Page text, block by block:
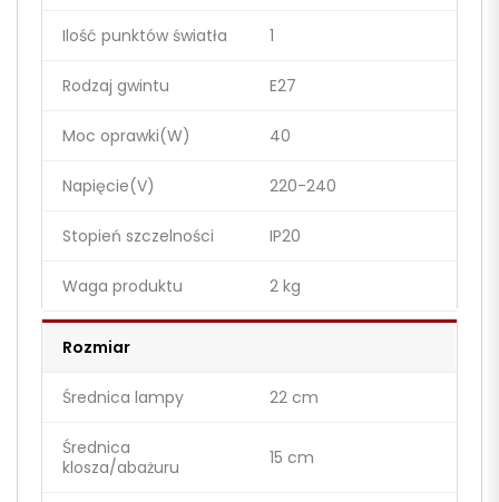
Ilość punktów światła 1
Rodzaj gwintu E27
Moc oprawki(W) 40
Napięcie(V) 220-240
Stopień szczelności IP20
Waga produktu 2 kg
Rozmiar
Średnica lampy 22 cm
Średnica
klosza/abażuru
15 cm